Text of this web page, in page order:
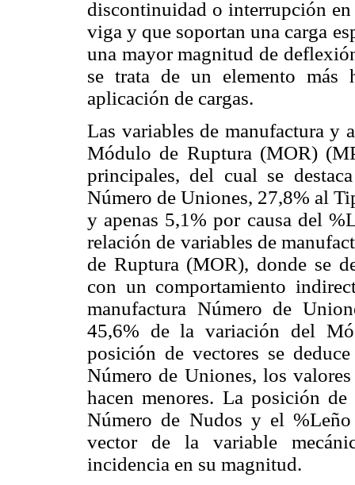
discontinuidad o interrupción
viga y que soportan una carga
una mayor magnitud de
se trata de un elemento más
aplicación de cargas.
Las variables de manufactura y
Módulo de Ruptura (MOR)
principales, del cual se
Número de Uniones, 27,8% al
y apenas 5,1% por causa del
relación de variables de
de Ruptura (MOR), donde se
con un comportamiento
manufactura Número de
45,6% de la variación del
posición de vectores se
Número de Uniones, los
hacen menores. La posición
Número de Nudos y el
vector de la variable
incidencia en su magnitud.